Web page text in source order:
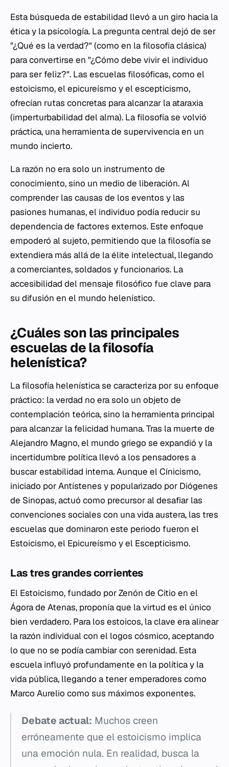
Esta búsqueda de estabilidad llevó a un giro hacia la
ética y la psicología. La pregunta central dejó de ser
"¿Qué es la verdad?" (como en la filosofía clásica)
para convertirse en "¿Cómo debe vivir el individuo
para ser feliz?". Las escuelas filosóficas, como el
estoicismo, el epicureísmo y el escepticismo,
ofrecían rutas concretas para alcanzar laataraxia
(imperturbabilidad del alma). La filosofía se volvió
práctica, una herramienta de supervivencia en un
mundo incierto.
La razón no era solo un instrumento de
conocimiento, sino un medio de liberación. Al
comprender las causas de los eventos y las
pasiones humanas, el individuo podía reducir su
dependencia de factores externos. Este enfoque
empoderó al sujeto, permitiendo que la filosofía se
extendiera más allá de la élite intelectual, llegando
a comerciantes, soldados y funcionarios. La
accesibilidad del mensaje filosófico fue clave para
su difusión en el mundo helenístico.
¿Cuáles son las principales
escuelas de la filosofía
helenística?
La filosofía helenística se caracteriza por su enfoque
práctico: la verdad no era solo un objeto de
contemplación teórica, sino la herramienta principal
para alcanzar la felicidad humana. Tras la muerte de
Alejandro Magno, el mundo griego se expandió y la
incertidumbre política llevó a los pensadores a
buscar estabilidad interna. Aunque el Cínicismo,
iniciado por Antístenes y popularizado por Diógenes
de Sinopas, actuó como precursor al desafiar las
convenciones sociales con una vida austera, las tres
escuelas que dominaron este periodo fueron el
Estoicismo, el Epicureísmo y el Escepticismo.
Las tres grandes corrientes
El Estoicismo, fundado por Zenón de Citio en el
Ágora de Atenas, proponía que la virtud es el único
bien verdadero. Para los estoicos, la clave era alinear
la razón individual con el logos cósmico, aceptando
lo que no se podía cambiar con serenidad. Esta
escuela influyó profundamente en la política y la
vida pública, llegando a tener emperadores como
Marco Aurelio como sus máximos exponentes.
Debate actual: Muchos creen
erróneamente que el estoicismo implica
una emoción nula. En realidad, busca la